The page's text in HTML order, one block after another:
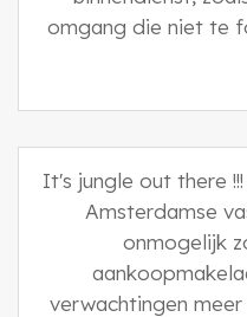
omgang die niet te
It's jungle out there
Amsterdamse
onmogelijk
verwachtingen